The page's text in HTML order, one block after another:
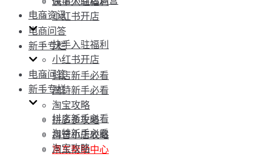
小红书开店
电商问答
新手专栏
抖店新手必看
淘特新手必看
淘宝攻略
拼多多攻略
抖音小店攻略
京东帮助中心
电商资讯
快手入驻福利
小红书开店
电商问答
新手专栏
抖店新手必看
淘特新手必看
淘宝攻略